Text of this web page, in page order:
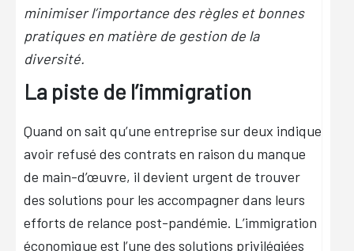
minimiser l’importance des règles et bonnes
pratiques en matière de gestion de la
diversité.
La piste de l’immigration
Quand on sait qu’une entreprise sur deux indique
avoir refusé des contrats en raison du manque
de main-d’œuvre, il devient urgent de trouver
des solutions pour les accompagner dans leurs
efforts de relance post-pandémie. L’immigration
économique est l’une des solutions privilégiées